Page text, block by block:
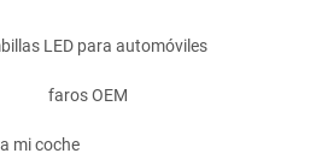
LED para automóviles
faros OEM
mi coche